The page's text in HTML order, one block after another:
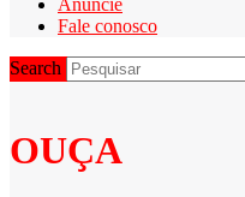
Fale conosco
Search
OUÇA